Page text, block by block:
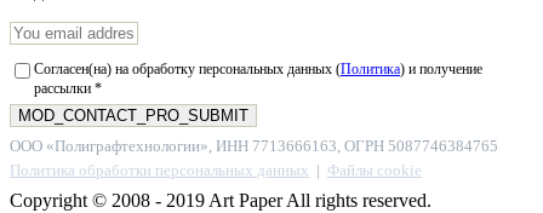
Согласен(на) на обработку персональных данных (Политика) и получение
рассылки *
ООО «Полиграфтехнологии», ИНН 7713666163, ОГРН 5087746384765
Политика обработки персональных данных | Файлы cookie
Copyright © 2008 - 2019 Art Paper All rights reserved.